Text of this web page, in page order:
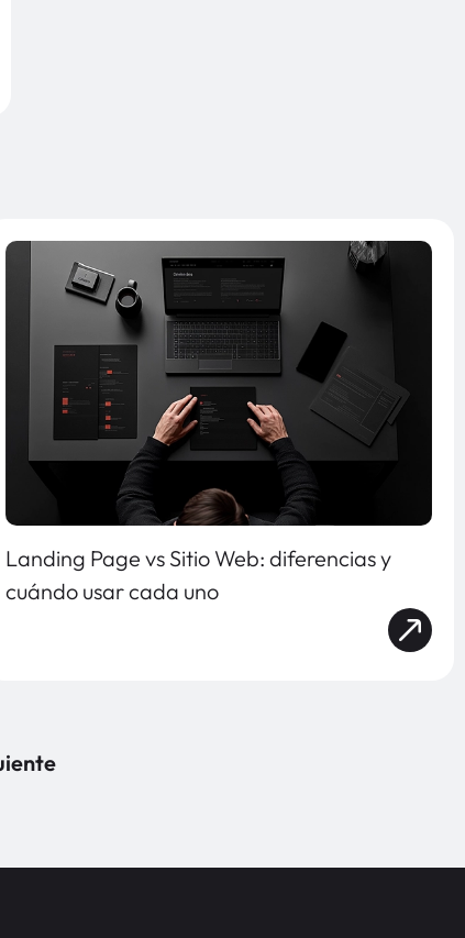
Landing Page vs Sitio Web: diferencias y
cuándo usar cada uno